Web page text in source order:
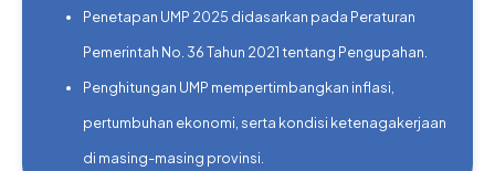
Penetapan UMP 2025 didasarkan pada Peraturan
Pemerintah No. 36 Tahun 2021 tentang Pengupahan.
Penghitungan UMP mempertimbangkan inflasi,
pertumbuhan ekonomi, serta kondisi ketenagakerjaan
di masing-masing provinsi.